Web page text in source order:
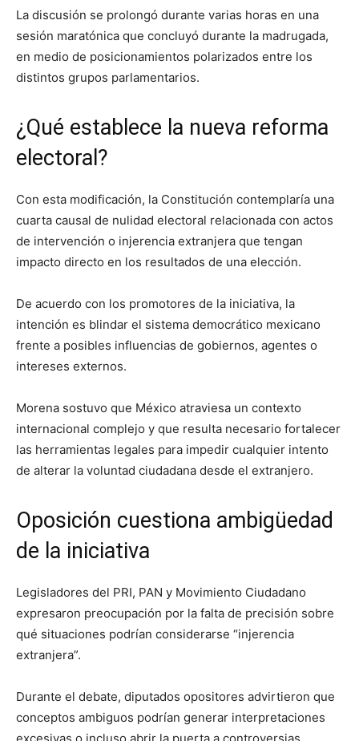
La discusión se prolongó durante varias horas en una
sesión maratónica que concluyó durante la madrugada,
en medio de posicionamientos polarizados entre los
distintos grupos parlamentarios.
¿Qué establece la nueva reforma
electoral?
Con esta modificación, la Constitución contemplaría una
cuarta causal de nulidad electoral relacionada con actos
de intervención o injerencia extranjera que tengan
impacto directo en los resultados de una elección.
De acuerdo con los promotores de la iniciativa, la
intención es blindar el sistema democrático mexicano
frente a posibles influencias de gobiernos, agentes o
intereses externos.
Morena sostuvo que México atraviesa un contexto
internacional complejo y que resulta necesario fortalecer
las herramientas legales para impedir cualquier intento
de alterar la voluntad ciudadana desde el extranjero.
Oposición cuestiona ambigüedad
de la iniciativa
Legisladores del PRI, PAN y Movimiento Ciudadano
expresaron preocupación por la falta de precisión sobre
qué situaciones podrían considerarse “injerencia
extranjera”.
Durante el debate, diputados opositores advirtieron que
conceptos ambiguos podrían generar interpretaciones